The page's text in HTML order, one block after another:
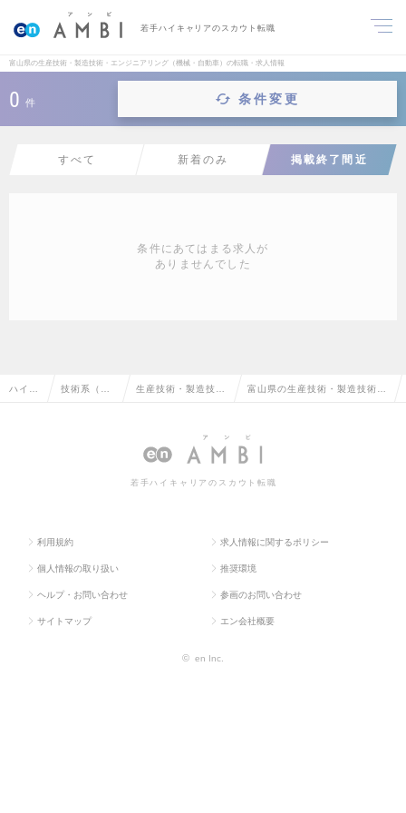
若手ハイキャリアのスカウト転職
富山県の生産技術・製造技術・エンジニアリング（機械・自動車）の転職・求人情報
0 件 条件変更
すべて 新着のみ 掲載終了間近
条件にあてはまる求人が
ありませんでした
ハイク 技術系（機 生産技術・製造技
グ（機械・自動車）
富山県の生産技術・製造技術・
車）の転職・求人情報一覧
若手ハイキャリアのスカウト転職
利用規約 求人情報に関するポリシー
個人情報の取り扱い 推奨環境
ヘルプ・お問い合わせ 参画のお問い合わせ
サイトマップ エン会社概要
© en Inc.